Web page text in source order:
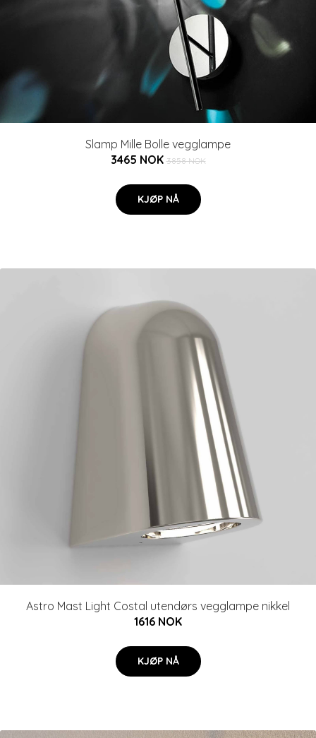
Slamp Mille Bolle vegglampe
3465 NOK 3858 NOK
KJØP NÅ
Astro Mast Light Costal utendørs vegglampe nikkel
1616 NOK
KJØP NÅ